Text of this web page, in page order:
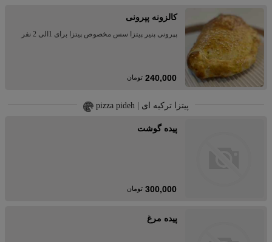
کالزونه پپرونی
پپرونی پنیر پیتزا سس مخصوص پیتزا برای 1الی 2 نفر
240,000 تومان
پیتزا ترکیه ای | pizza pideh
پیده گوشت
300,000 تومان
پیده مرغ